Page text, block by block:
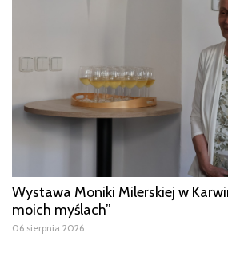
Wystawa Moniki Milerskiej w
moich myślach”
06 sierpnia 2026